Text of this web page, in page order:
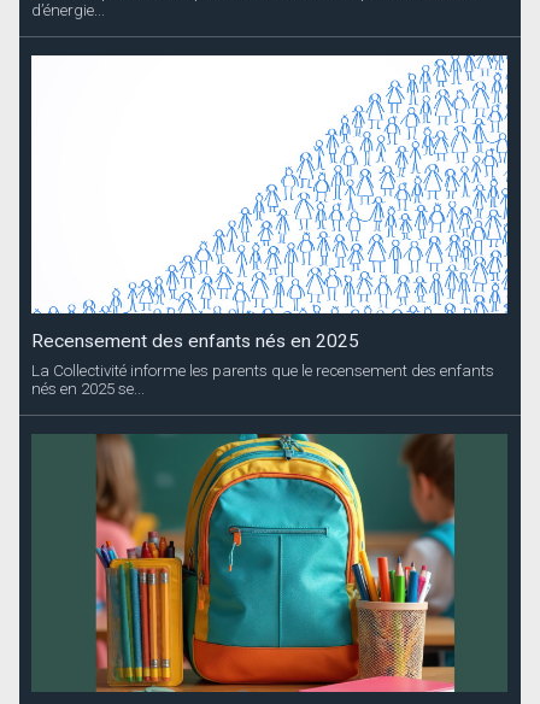
La Collectivité informe les parents que le recensement des enfants
Inscription au Groupe Scolaire de Gustavia
La Collectivité informe les familles de l’ouverture de la période de...